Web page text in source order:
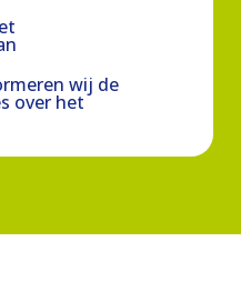
wij de
over het